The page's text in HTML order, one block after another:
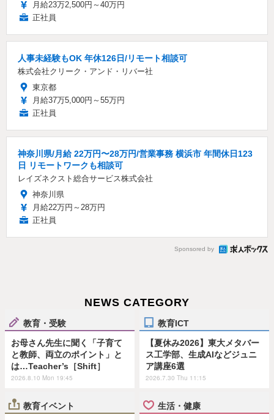
月給23万2,500円～40万円
正社員
人事未経験もOK 年休126日/リモート相談可
株式会社クリーク・アンド・リバー社
東京都
月給37万5,000円～55万円
正社員
神奈川県/月給 22万円〜28万円/営業事務 横浜市 年間休日123
日 リモートワークも相談可
レイズネクスト総合サービス株式会社
神奈川県
月給22万円～28万円
正社員
Sponsored by
NEWS CATEGORY
教育・受験
お母さん先生に聞く「子育て
と教師、両立のポイント」と
は…Teacher’s［Shift］
2026.8.10 Mon 19:45
教育ICT
【夏休み2026】東大メタバー
ス工学部、生成AIなどジュニ
ア講座6選
2026.7.30 Thu 11:15
教育イベント 生活・健康